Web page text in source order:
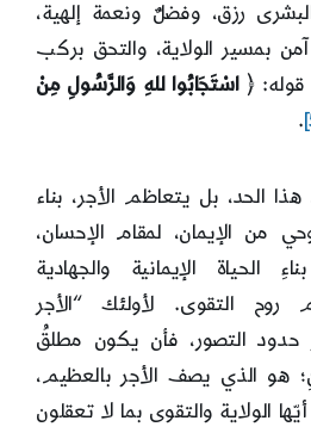
رزق، وفضلٌ ونعمة إلهية،
بمسير الولاية، والتحق بركب
﴿ اسْتَجَابُوا للهِ وَالرَّسُولِ مِنْ
.
الحد، بل يتعاظم الأجر، بناء
من الإيمان، لمقام الإحسان،
الإيمانية والجهادية
روح التقوى. لأولئك “الأجر
حدود التصور، فأن يكون مطلقُ
هو الذي يصف الأجر بالعظيم،
الولاية والتقوى بما لا تعقلون